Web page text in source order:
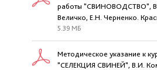
работы "СВИНОВОДСТВО",
Величко, Е.Н. Черненко.
5.39 МБ
Методическое указание к
"СЕЛЕКЦИЯ СВИНЕЙ", В.И.